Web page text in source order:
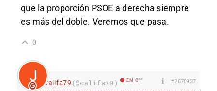
que la proporción PSOE a derecha siempre
es más del doble. Veremos que pasa.
0
Califa79 (@califa79) EM Off #2670937